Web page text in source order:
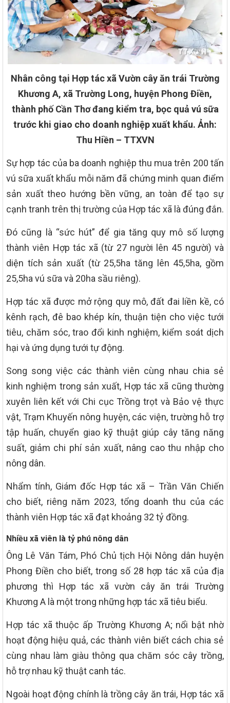
Nhân công tại Hợp tác xã Vườn cây ăn trái Trường
Khương A, xã Trường Long, huyện Phong Điền,
thành phố Cần Thơ đang kiểm tra, bọc quả vú sữa
trước khi giao cho doanh nghiệp xuất khẩu. Ảnh:
Thu Hiền – TTXVN
Sự hợp tác của ba doanh nghiệp thu mua trên 200 tấn
vú sữa xuất khẩu mỗi năm đã chứng minh quan điểm
sản xuất theo hướng bền vững, an toàn để tạo sự
cạnh tranh trên thị trường của Hợp tác xã là đúng đắn.
Đó cũng là “sức hút” để gia tăng quy mô số lượng
thành viên Hợp tác xã (từ 27 người lên 45 người) và
diện tích sản xuất (từ 25,5ha tăng lên 45,5ha, gồm
25,5ha vú sữa và 20ha sầu riêng).
Hợp tác xã được mở rộng quy mô, đất đai liền kề, có
kênh rạch, đê bao khép kín, thuận tiện cho việc tưới
tiêu, chăm sóc, trao đổi kinh nghiệm, kiểm soát dịch
hại và ứng dụng tưới tự động.
Song song việc các thành viên cùng nhau chia sẻ
kinh nghiệm trong sản xuất, Hợp tác xã cũng thường
xuyên liên kết với Chi cục Trồng trọt và Bảo vệ thực
vật, Trạm Khuyến nông huyện, các viện, trường hỗ trợ
tập huấn, chuyển giao kỹ thuật giúp cây tăng năng
suất, giảm chi phí sản xuất, nâng cao thu nhập cho
nông dân.
Nhẩm tính, Giám đốc Hợp tác xã – Trần Văn Chiến
cho biết, riêng năm 2023, tổng doanh thu của các
thành viên Hợp tác xã đạt khoảng 32 tỷ đồng.
Nhiều xã viên là tỷ phú nông dân
Ông Lê Văn Tám, Phó Chủ tịch Hội Nông dân huyện
Phong Điền cho biết, trong số 28 hợp tác xã của địa
phương thì Hợp tác xã vườn cây ăn trái Trường
Khương A là một trong những hợp tác xã tiêu biểu.
Hợp tác xã thuộc ấp Trường Khương A; nổi bật nhờ
hoạt động hiệu quả, các thành viên biết cách chia sẻ
cùng nhau làm giàu thông qua chăm sóc cây trồng,
hỗ trợ nhau kỹ thuật canh tác.
Ngoài hoạt động chính là trồng cây ăn trái, Hợp tác xã